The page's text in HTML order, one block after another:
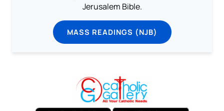
Jerusalem Bible.
MASS READINGS (NJB)